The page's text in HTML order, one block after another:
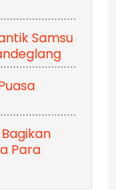
Samsu
Para